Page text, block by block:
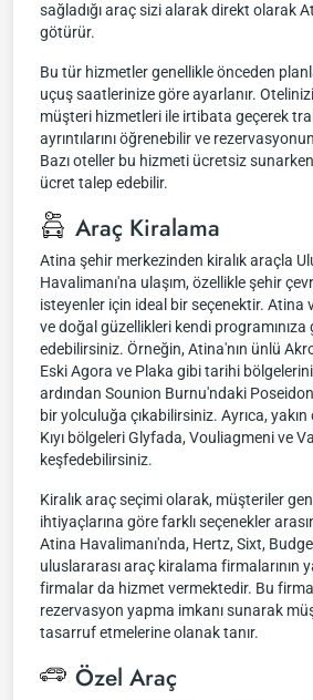
sağladığı araç sizi alarak direkt olarak
götürür.
Bu tür hizmetler genellikle önceden
uçuş saatlerinize göre ayarlanır.
müşteri hizmetleri ile irtibata geçerek
ayrıntılarını öğrenebilir ve
Bazı oteller bu hizmeti ücretsiz
ücret talep edebilir.
Araç Kiralama
Atina şehir merkezinden kiralık araçla
Havalimanı'na ulaşım, özellikle şehir
isteyenler için ideal bir seçenektir. Atina
ve doğal güzellikleri kendi programınıza
edebilirsiniz. Örneğin, Atina'nın ünlü
Eski Agora ve Plaka gibi tarihi
ardından Sounion Burnu'ndaki
bir yolculuğa çıkabilirsiniz. Ayrıca,
Kıyı bölgeleri Glyfada, Vouliagmeni ve
keşfedebilirsiniz.
Kiralık araç seçimi olarak, müşteriler
ihtiyaçlarına göre farklı seçenekler
Atina Havalimanı'nda, Hertz, Sixt,
uluslararası araç kiralama firmalarının
firmalar da hizmet vermektedir. Bu
rezervasyon yapma imkanı sunarak
tasarruf etmelerine olanak tanır.
Özel Araç